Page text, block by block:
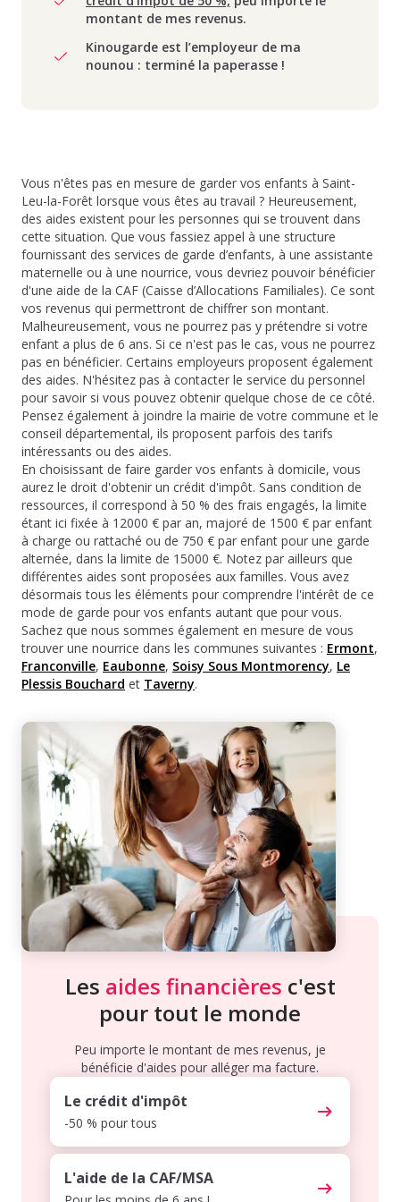
montant de mes revenus.
Kinougarde est l’employeur de ma
nounou : terminé la paperasse !
Vous n'êtes pas en mesure de garder vos enfants à Saint-
Leu-la-Forêt lorsque vous êtes au travail ? Heureusement,
des aides existent pour les personnes qui se trouvent dans
cette situation. Que vous fassiez appel à une structure
fournissant des services de garde d’enfants, à une assistante
maternelle ou à une nourrice, vous devriez pouvoir bénéficier
d'une aide de la CAF (Caisse d’Allocations Familiales). Ce sont
vos revenus qui permettront de chiffrer son montant.
Malheureusement, vous ne pourrez pas y prétendre si votre
enfant a plus de 6 ans. Si ce n'est pas le cas, vous ne pourrez
pas en bénéficier. Certains employeurs proposent également
des aides. N'hésitez pas à contacter le service du personnel
pour savoir si vous pouvez obtenir quelque chose de ce côté.
Pensez également à joindre la mairie de votre commune et le
conseil départemental, ils proposent parfois des tarifs
intéressants ou des aides.
En choisissant de faire garder vos enfants à domicile, vous
aurez le droit d'obtenir un crédit d'impôt. Sans condition de
ressources, il correspond à 50 % des frais engagés, la limite
étant ici fixée à 12000 € par an, majoré de 1500 € par enfant
à charge ou rattaché ou de 750 € par enfant pour une garde
alternée, dans la limite de 15000 €. Notez par ailleurs que
différentes aides sont proposées aux familles. Vous avez
désormais tous les éléments pour comprendre l'intérêt de ce
mode de garde pour vos enfants autant que pour vous.
Sachez que nous sommes également en mesure de vous
trouver une nourrice dans les communes suivantes : Ermont,
Franconville, Eaubonne, Soisy Sous Montmorency, Le
Plessis Bouchard et Taverny.
Les aides financières c'est
pour tout le monde
Peu importe le montant de mes revenus, je
bénéficie d'aides pour alléger ma facture.
Le crédit d'impôt
-50 % pour tous
L'aide de la CAF/MSA